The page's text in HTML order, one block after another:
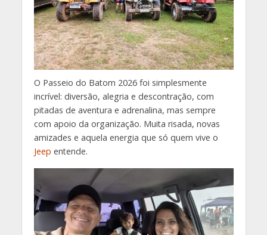
O Passeio do Batom 2026 foi simplesmente
incrível: diversão, alegria e descontração, com
pitadas de aventura e adrenalina, mas sempre
com apoio da organização. Muita risada, novas
amizades e aquela energia que só quem vive o
Jeep entende.